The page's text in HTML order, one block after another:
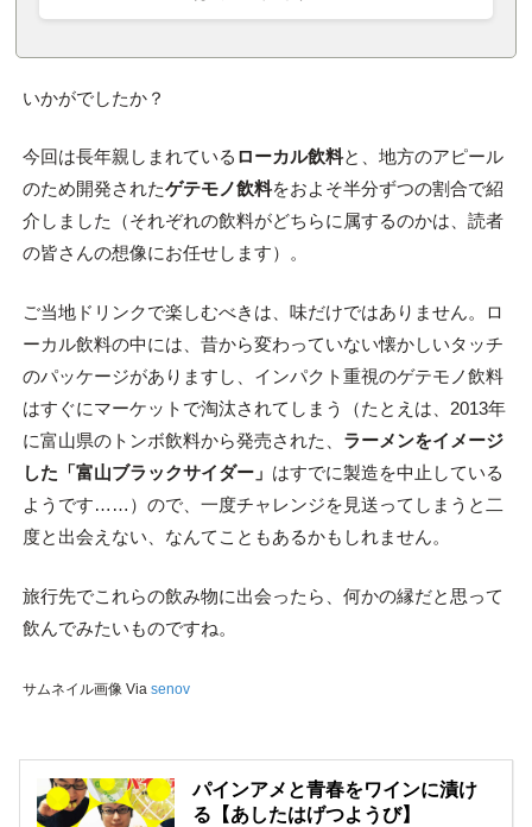
いかがでしたか？
今回は長年親しまれている ローカル飲料と、地方のアピール
のため開発されたゲテモノ飲料をおよそ半分ずつの割合で紹
介しました（それぞれの飲料がどちらに属するのかは、読者
の皆さんの想像にお任せします）。
ご当地ドリンクで楽しむべきは、味だけではありません。ロ
ーカル飲料の中には、昔から変わっていない懐かしいタッチ
のパッケージがありますし、インパクト重視のゲテモノ飲料
はすぐにマーケットで淘汰されてしまう（たとえは、2013年
に富山県のトンボ飲料から発売された、 ラーメンをイメージ
した「富山ブラックサイダー」 はすでに製造を中止している
ようです……）ので、一度チャレンジを見送ってしまうと二
度と出会えない、なんてこともあるかもしれません。
旅行先でこれらの飲み物に出会ったら、何かの縁だと思って
飲んでみたいものですね。
サムネイル画像 Via senov
パインアメと青春をワインに漬け
る【あしたはげつようび】